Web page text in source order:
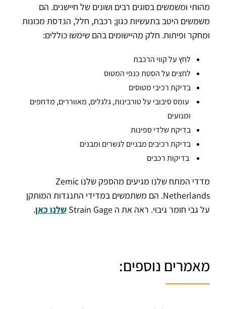
מהותי ומשמשים בסוגים רבים ושונים של חיישנים. הם
משמשים היטב בתעשיות כגון; רכבת, חלל, הנדסת מכונות
ומחקר ופיתוח. חלק מהיישומים בהם שימשו כוללים:
לחץ על קווי הרכבת
לחצים על הסטת כנפי המטוס
בדיקת רכיבי מטוסים
עומס סיבובי על טורבינות, גלגלים, מאווררים, מדחפים
ומנועים
בדיקת שלדי ספינות
בדיקת רכיבים מבניים לגשרים ומבנים
בדיקות רכבים
מדדי המתח שלנו מגיעים מהספק שלנו Zemic
Netherlands. הם משתמשים במדידי התנגדות המותקן
על גבי חומר גיבוי. ראה את ה Strain Gage
שלנו כאן.
מאמרים נוספים: